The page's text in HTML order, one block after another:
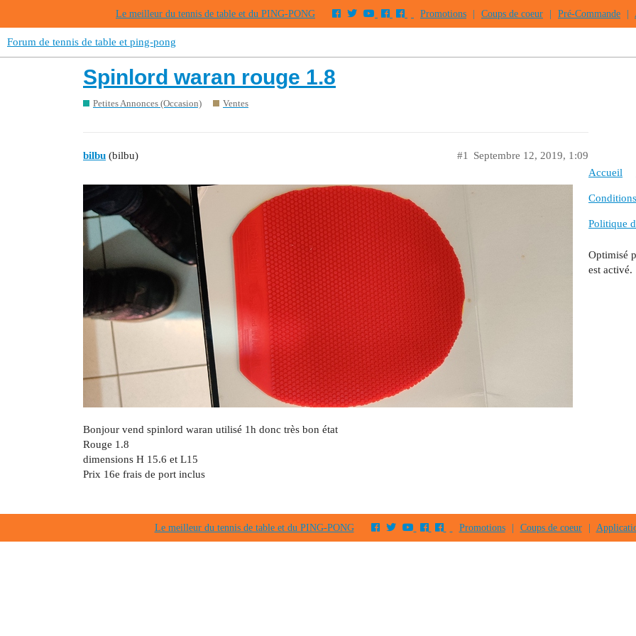
Le meilleur du tennis de table et du PING-PONG Promotions Coups de coeur Pré-Commande
Forum de tennis de table et ping-pong
Spinlord waran rouge 1.8
Petites Annonces (Occasion) Ventes
bilbu (bilbu) Septembre 12, 2019, 1:09
#1
Bonjour vend spinlord waran utilisé 1h donc très bon état
Rouge 1.8
dimensions H 15.6 et L15
Prix 16e frais de port inclus
Accueil
Politique
Optimisé
est activé.
Le meilleur du tennis de table et du PING-PONG Promotions Coups de coeur